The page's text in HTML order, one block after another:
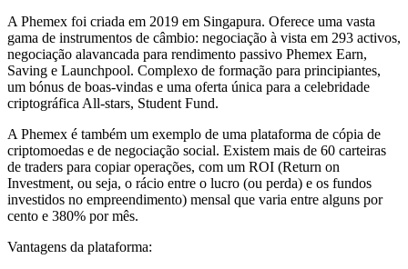
A Phemex foi criada em 2019 em Singapura. Oferece uma vasta
gama de instrumentos de câmbio: negociação à vista em 293 activos,
negociação alavancada para rendimento passivo Phemex Earn,
Saving e Launchpool. Complexo de formação para principiantes,
um bónus de boas-vindas e uma oferta única para a celebridade
criptográfica All-stars, Student Fund.
A Phemex é também um exemplo de uma plataforma de cópia de
criptomoedas e de negociação social. Existem mais de 60 carteiras
de traders para copiar operações, com um ROI (Return on
Investment, ou seja, o rácio entre o lucro (ou perda) e os fundos
investidos no empreendimento) mensal que varia entre alguns por
cento e 380% por mês.
Vantagens da plataforma: